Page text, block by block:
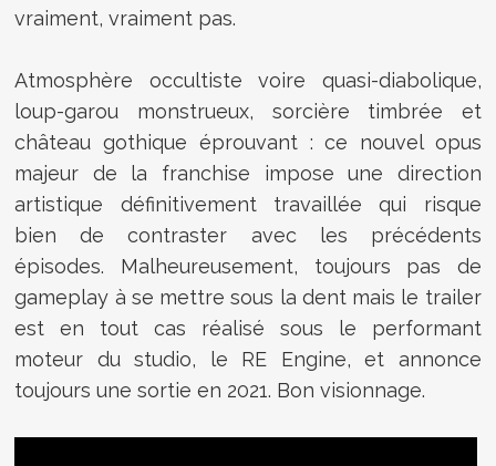
vraiment, vraiment pas.
Atmosphère occultiste voire quasi-diabolique,
loup-garou monstrueux, sorcière timbrée et
château gothique éprouvant : ce nouvel opus
majeur de la franchise impose une direction
artistique définitivement travaillée qui risque
bien de contraster avec les précédents
épisodes. Malheureusement, toujours pas de
gameplay à se mettre sous la dent mais le trailer
est en tout cas réalisé sous le performant
moteur du studio, le RE Engine, et annonce
toujours une sortie en 2021. Bon visionnage.